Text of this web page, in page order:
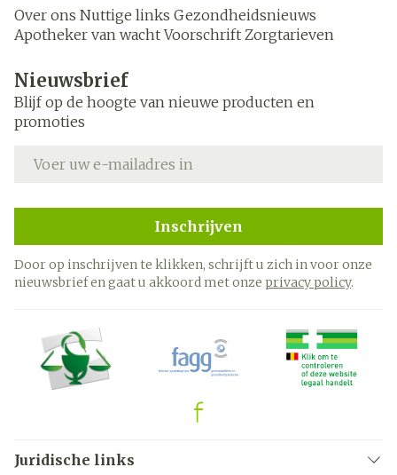
Over ons Nuttige links Gezondheidsnieuws
Apotheker van wacht Voorschrift Zorgtarieven
Nieuwsbrief
Blijf op de hoogte van nieuwe producten en
promoties
Inschrijven
Door op inschrijven te klikken, schrijft u zich in voor onze
nieuwsbrief en gaat u akkoord met onze privacy policy.
Juridische links